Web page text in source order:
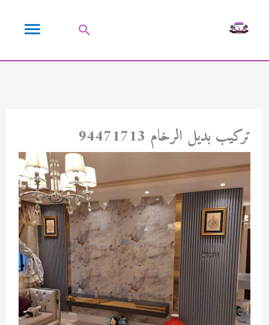
القائمة
البحث
تركيب بديل الرخام 94471713